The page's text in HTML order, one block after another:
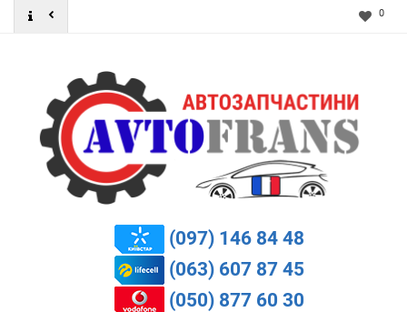
0
(097) 146 84 48
(063) 607 87 45
(050) 877 60 30